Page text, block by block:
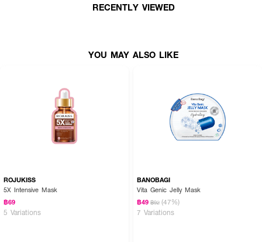
RECENTLY VIEWED
YOU MAY ALSO LIKE
ROJUKISS
5X Intensive Mask
฿69
5 Variations
BANOBAGI
Vita Genic Jelly Mask
฿49 ฿92 (47%)
7 Variations